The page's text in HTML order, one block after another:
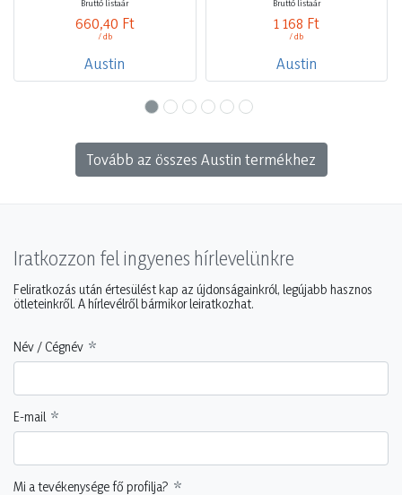
Bruttó listaár
660,40 Ft
/ db
Austin
Bruttó listaár
1 168 Ft
/ db
Austin
Tovább az összes Austin termékhez
Iratkozzon fel ingyenes hírlevelünkre
Feliratkozás után értesülést kap az újdonságainkról, legújabb hasznos
ötleteinkről. A hírlevélről bármikor leiratkozhat.
Név / Cégnév
E-mail
Mi a tevékenysége fő profilja?